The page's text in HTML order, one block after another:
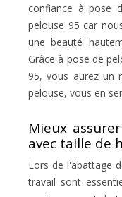
confiance à pose
pelouse 95 car
une beauté
Grâce à pose de
95, vous aurez un
pelouse, vous en
Mieux
avec taille de
Lors de l'abattage
travail sont